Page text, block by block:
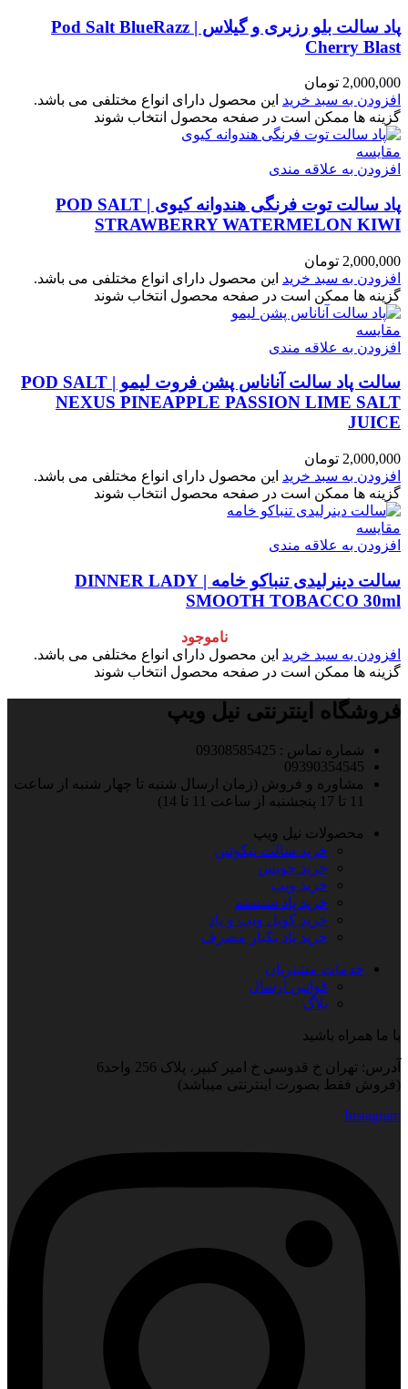
پاد سالت بلو رزبری و گیلاس | Pod Salt BlueRazz
Cherry Blast
2,000,000 تومان
افزودن به سبد خرید این محصول دارای انواع مختلفی می باشد.
گزینه ها ممکن است در صفحه محصول انتخاب شوند
مقایسه
افزودن به علاقه مندی
پاد سالت توت فرنگی هندوانه کیوی | POD SALT
STRAWBERRY WATERMELON KIWI
2,000,000 تومان
افزودن به سبد خرید این محصول دارای انواع مختلفی می باشد.
گزینه ها ممکن است در صفحه محصول انتخاب شوند
مقایسه
افزودن به علاقه مندی
سالت پاد سالت آناناس پشن فروت لیمو | POD SALT
NEXUS PINEAPPLE PASSION LIME SALT
JUICE
2,000,000 تومان
افزودن به سبد خرید این محصول دارای انواع مختلفی می باشد.
گزینه ها ممکن است در صفحه محصول انتخاب شوند
مقایسه
افزودن به علاقه مندی
سالت دینرلیدی تنباکو خامه | DINNER LADY
SMOOTH TOBACCO 30ml
ناموجود
افزودن به سبد خرید این محصول دارای انواع مختلفی می باشد.
گزینه ها ممکن است در صفحه محصول انتخاب شوند
فروشگاه اینترنتی نیل ویپ
شماره تماس : 09308585425
09390354545
مشاوره و فروش (زمان ارسال شنبه تا چهار شنبه از ساعت
11 تا 17 پنجشنبه از ساعت 11 تا 14)
محصولات نیل ویپ
خرید سالت نیکوتین
خرید جویس
خرید ویپ
خرید پاد سیستم
خرید کویل ویپ و پاد
خرید پاد یکبار مصرف
خدمات مشتریان
قوانین ارسال
بلاگ
با ما همراه باشید
آدرس: تهران خ قدوسی خ امیر کبیر، پلاک 256 واحد6
(فروش فقط بصورت اینترنتی میباشد)
Instagram